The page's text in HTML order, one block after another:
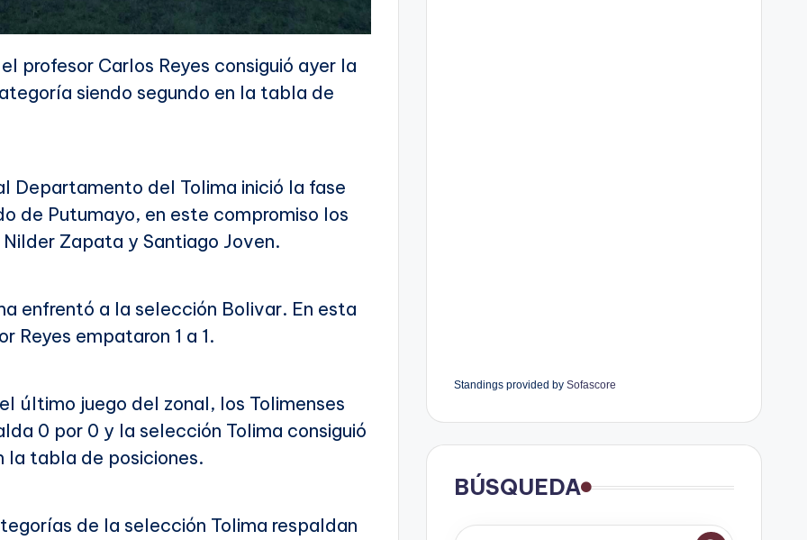
profesor Carlos Reyes consiguió ayer la
siendo segundo en la tabla de
Departamento del Tolima inició la fase
de Putumayo, en este compromiso los
Zapata y Santiago Joven.
enfrentó a la selección Bolivar. En esta
Reyes empataron 1 a 1.
último juego del zonal, los Tolimenses
0 por 0 y la selección Tolima consiguió
la tabla de posiciones.
de la selección Tolima respaldan
Standings provided by Sofascore
BÚSQUEDA